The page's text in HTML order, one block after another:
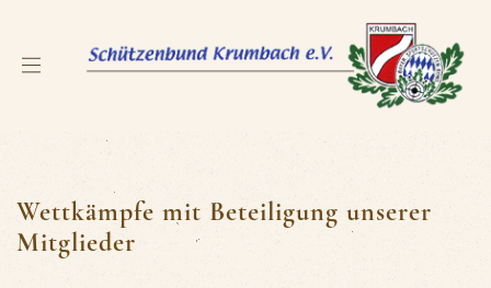
Wettkämpfe mit Beteiligung unserer
Mitglieder